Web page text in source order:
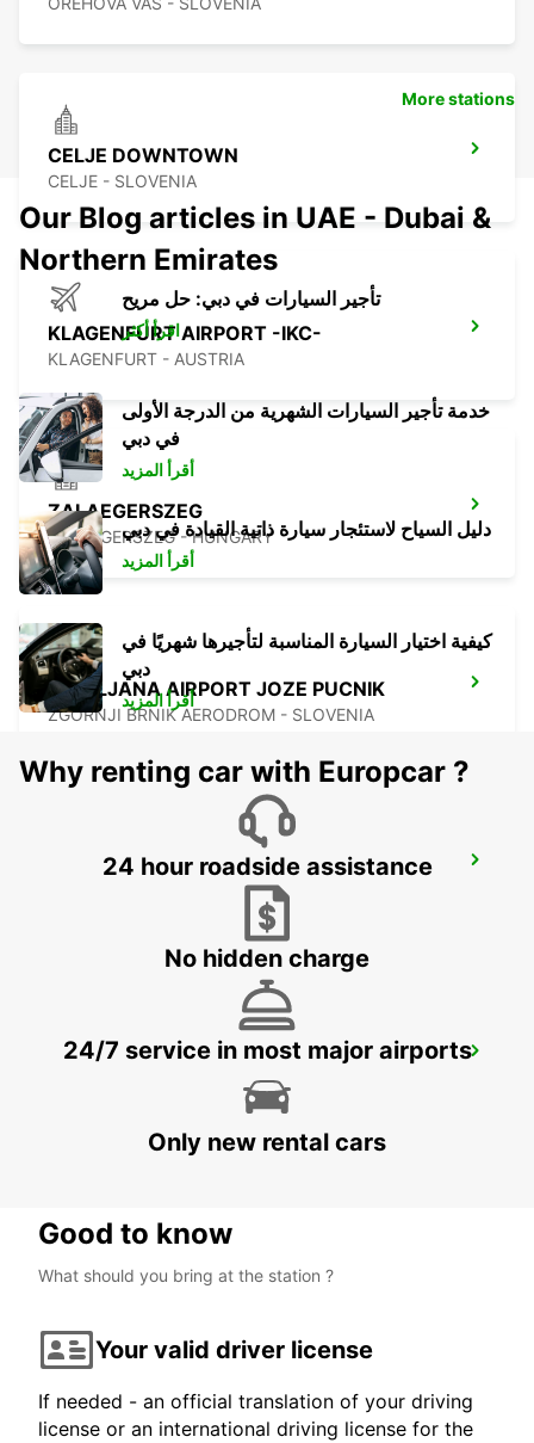
CELJE DOWNTOWN
CELJE - SLOVENIA
KLAGENFURT AIRPORT -IKC-
KLAGENFURT - AUSTRIA
ZALAEGERSZEG
ZALAEGERSZEG - HUNGARY
LJUBLJANA AIRPORT JOZE PUCNIK
ZGORNJI BRNIK AERODROM - SLOVENIA
BLED DOWNTOWN
LJUBLJANA DOWNTOWN RAILWAY
More stations
Our Blog articles in UAE - Dubai &
Northern Emirates
تأجير السيارات في دبي: حل مريح
اقرأ أكثر
خدمة تأجير السيارات الشهرية من الدرجة الأولى
في دبي
أقرأ المزيد
دليل السياح لاستئجار سيارة ذاتية القيادة في دبي
أقرأ المزيد
كيفية اختيار السيارة المناسبة لتأجيرها شهريًا في
دبي
أقرأ المزيد
Why renting car with Europcar ?
24 hour roadside assistance
No hidden charge
24/7 service in most major airports
Only new rental cars
Good to know
What should you bring at the station ?
Your valid driver license
If needed - an official translation of your driving
license or an international driving license for the